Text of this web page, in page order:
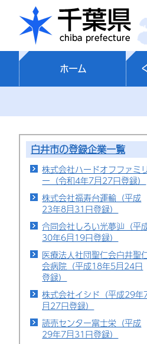
千
ホーム
白井市の登録企業一覧
株式会社ハードオフファミリ
ー（令和4年7月27日登録）
株式会社福寿台運輸（平成
23年8月31日登録）
合同会社しろい光夢辿（平
30年6月19日登録）
医療法人社団聖仁会白井聖
会病院（平成18年5月24日
登録）
株式会社イシド（平成29年
月27日登録）
読売センター富士栄（平成
29年7月31日登録）